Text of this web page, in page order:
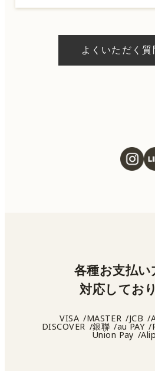
ただける施術もございます。
希望の場合は、ご予約の際に
よくいただく質
各種お支払い
対応してお
VISA MASTER JCB
DISCOVER 銀聯 au PAY
Union Pay